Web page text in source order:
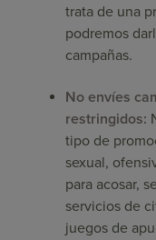
trata de una
podremos
campañas.
No envíes
restringidos:
tipo de
sexual,
para acosar,
servicios de
juegos de